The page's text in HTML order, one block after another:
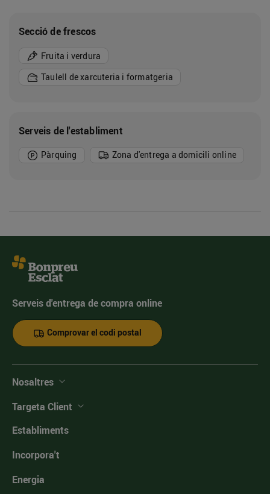
Secció de frescos
Fruita i verdura
Taulell de xarcuteria i formatgeria
Serveis de l'establiment
Pàrquing Zona d'entrega a domicili online
Serveis d'entrega de compra online
Comprovar el codi postal
Nosaltres
Targeta Client
Establiments
Incorpora't
Energia